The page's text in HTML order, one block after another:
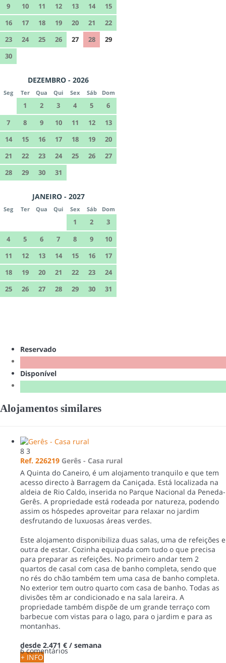
9
10 11 12 13 14
15
16
17 18 19 20 21
22
23
24 25 26 27 28
29
30
DEZEMBRO - 2026
Seg Ter Qua Qui Sex Sáb Dom
1 2 3 4 5
6
7
8 9 10 11 12
13
14
15 16 17 18 19
20
21
22 23 24 25 26
27
28
29 30 31
JANEIRO - 2027
Seg Ter Qua Qui Sex Sáb Dom
1 2
3
4
5 6 7 8 9
10
11
12 13 14 15 16
17
18
19 20 21 22 23
24
25
26 27 28 29 30 31
Reservado
Disponível
Alojamentos similares
8 3
Ref. 226219 Gerês - Casa rural
A Quinta do Caneiro, é um alojamento tranquilo e que tem
acesso directo à Barragem da Caniçada. Está localizada na
aldeia de Rio Caldo, inserida no Parque Nacional da Peneda-
Gerês. A propriedade está rodeada por natureza, podendo
assim os hóspedes aproveitar para relaxar no jardim
desfrutando de luxuosas áreas verdes.
Este alojamento disponibiliza duas salas, uma de refeições e
outra de estar. Cozinha equipada com tudo o que precisa
para preparar as refeições. No primeiro andar tem 2
quartos de casal com casa de banho completa, sendo que
no rés do chão também tem uma casa de banho completa.
No exterior tem outro quarto com casa de banho. Todas as
divisões têm ar condicionado e na sala lareira. A
propriedade também dispõe de um grande terraço com
barbecue com vistas para o lago, para o jardim e para as
montanhas.
6 comentários
desde 2.471 € / semana
+ INFO